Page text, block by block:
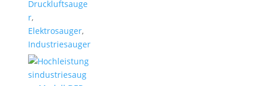
Druckluftsauge
r,
Elektrosauger,
Industriesauger